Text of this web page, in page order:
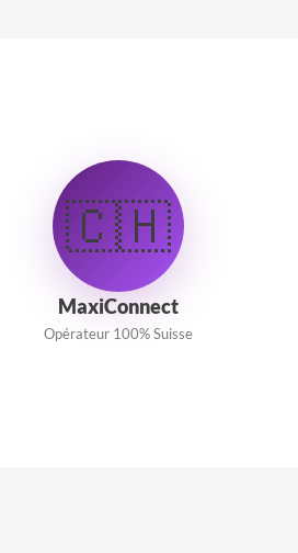
🇨🇭
MaxiConnect
Opérateur 100% Suisse